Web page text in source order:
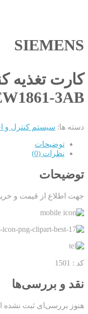
SIEMENS
کارت تغذیه کنترل
3AB
دسته ها: سیستم کنترل و
توضیحات
نظرات (0)
توضیحات
جهت اطلاع از قیمت و
کد : 1501
نقد و بررسی‌ها
هنوز بررسی‌ای ثبت